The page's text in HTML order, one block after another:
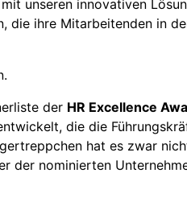
unseren innovativen
die ihre Mitarbeitenden in
der HR Excellence
die die
hat es zwar
der nominierten